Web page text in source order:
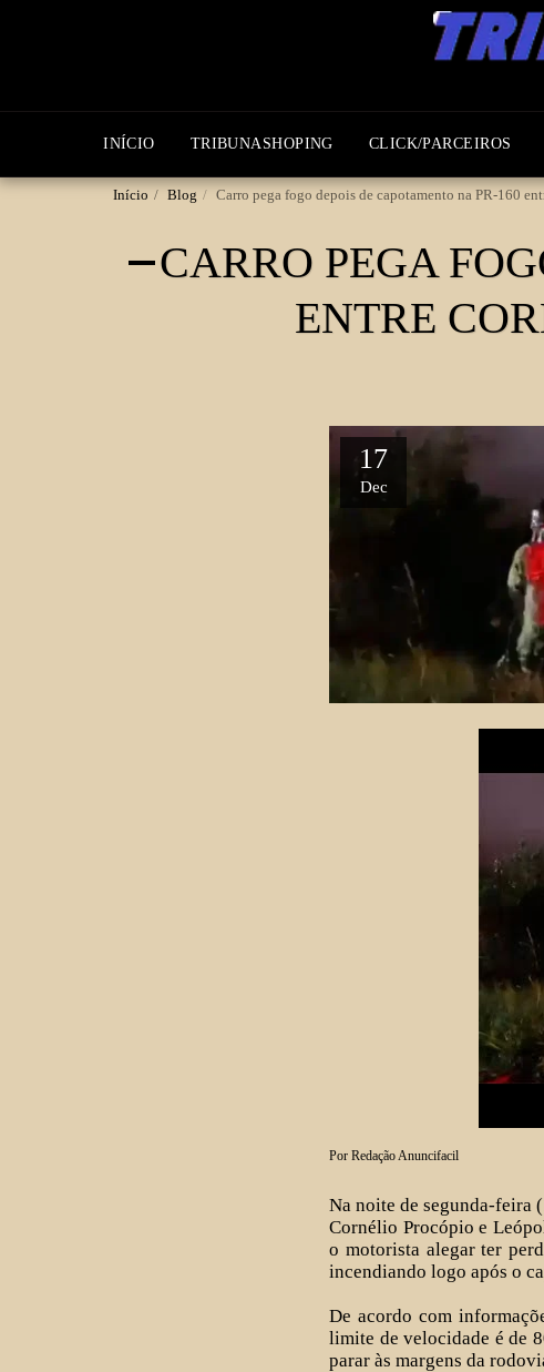
INÍCIO TRIBUNASHOPING CLICK/PARCEIROS
Início Blog Carro pega fogo depois de capotamento na PR-160
CARRO PEGA
ENTRE
17
Dec
Por Redação Anuncifacil
Na noite de segunda-feira
Cornélio Procópio e
o motorista alegar ter
incendiando logo após o
De acordo com
limite de velocidade é de
parar às margens da